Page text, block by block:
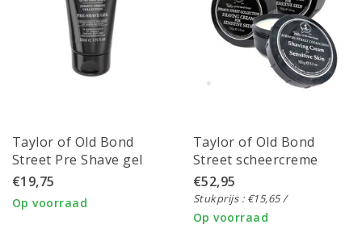
Taylor of Old Bond
Street Pre Shave gel
€19,75
Op voorraad
Taylor of Old Bond
Street scheercreme
Jermyn Street Collection
3x150gr
€52,95
Stukprijs : €15,65 /
Op voorraad